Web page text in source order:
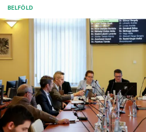
BELFÖLD